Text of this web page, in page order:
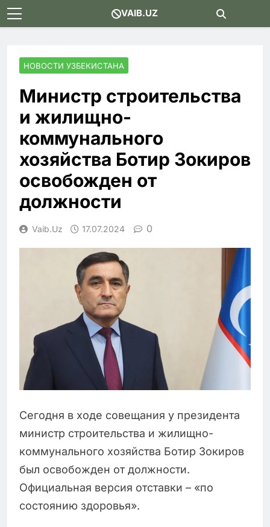
Skip
to
VAIB.UZ
НОВОСТИ УЗБЕКИСТАНА
Министр строительства
и жилищно-
коммунального
хозяйства Ботир Зокиров
освобожден от
должности
Vaib.uz 17.07.2024 0
Сегодня в ходе совещания у президента
министр строительства и жилищно-
коммунального хозяйства Ботир Зокиров
был освобожден от должности.
Официальная версия отставки – «по
состоянию здоровья».